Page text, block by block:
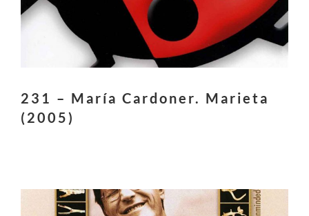
231 – María Cardoner. Marieta
(2005)